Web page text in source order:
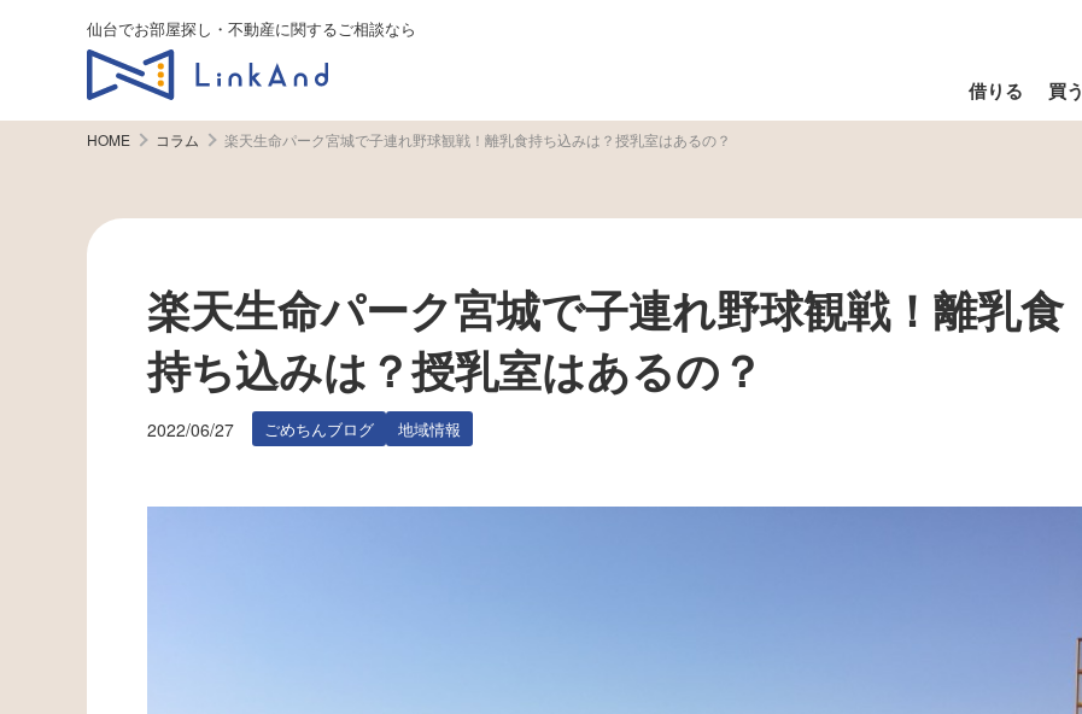
仙台でお部屋探し・不動産に関するご相談なら
借りる 買う
HOME コラム 楽天生命パーク宮城で子連れ野球観戦！離乳食持ち込みは？授乳室はあるの？
楽天生命パーク宮城で子連れ野球観戦！離乳食
持ち込みは？授乳室はあるの？
2022/06/27 ごめちんブログ 地域情報